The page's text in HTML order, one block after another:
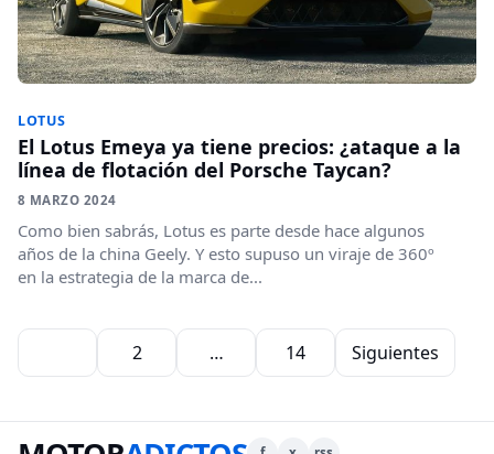
LOTUS
El Lotus Emeya ya tiene precios: ¿ataque a la
línea de flotación del Porsche Taycan?
8 MARZO 2024
Como bien sabrás, Lotus es parte desde hace algunos
años de la china Geely. Y esto supuso un viraje de 360º
en la estrategia de la marca de...
Paginación de entradas
2 … 14 Siguientes